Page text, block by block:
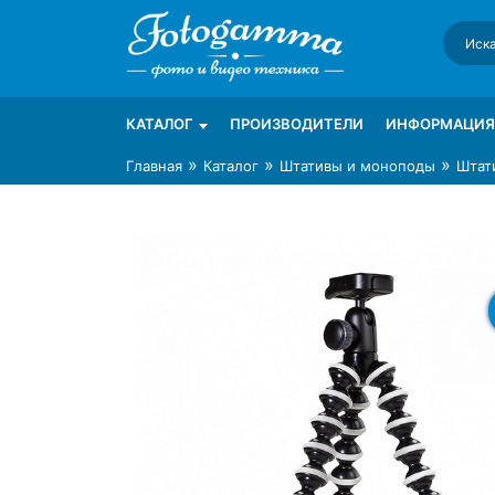
Интернет-магазин фототехники Foto-
Магазин фотоаксессуаров foto-gamma.ru
КАТАЛОГ ПРОИЗВОДИТЕЛИ ИНФОРМАЦИЯ
Главная » Каталог » Штативы и моноподы »